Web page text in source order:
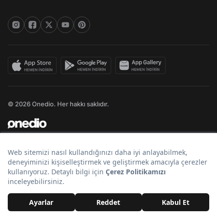
© 2026 Onedio. Her hakkı saklıdır.
Bir markasıdır.